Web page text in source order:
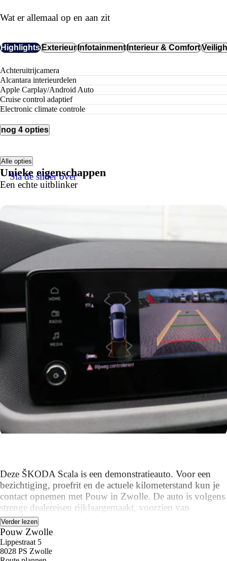
Wat er allemaal op en aan zit
HighlightsExterieurInfotainmentInterieur & Comfort
achteruitrijcamera
alcantara interieurdelen
Apple Carplay/Android Auto
cruise control adaptief
electronic climate controle
nog 4 opties
Alle opties
Unieke eigenschappen
Een echte uitblinker
Sla de slider over
achteruitrijcamera
Deze ŠKODA Scala is een demonstratieauto. Voor een
bezichtiging, proefrit en de actuele kilometerstand kun je
contact opnemen met Pouw in Zwolle. De auto is volgens
strenge dealereisen rijklaargemaakt, voorzien van
fabrieksgarantie en hij wordt afgeleverd met een volle tank
brandstof.
Pouw is voor jou het bekende gezicht van Volkswagen,
Verder lezen
Pouw Zwolle
Lippestraat 5
8028 PS Zwolle